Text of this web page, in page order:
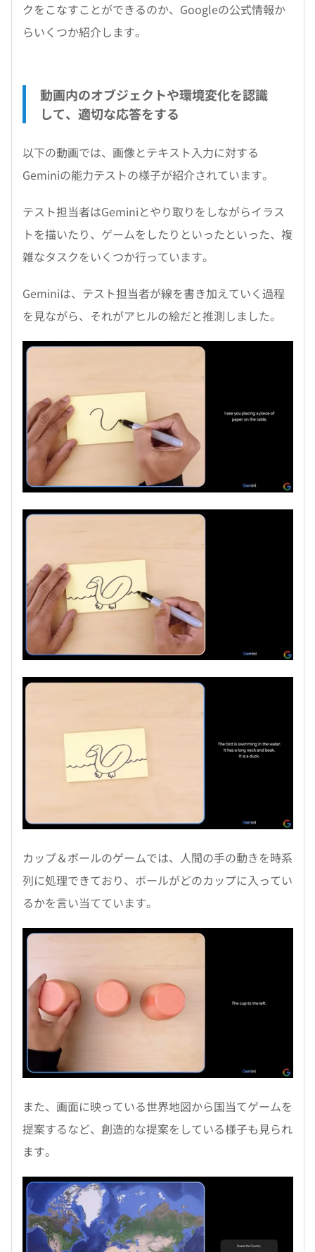
クをこなすことができるのか、Googleの公式情報か
らいくつか紹介します。
動画内のオブジェクトや環境変化を認識
して、適切な応答をする
以下の動画では、画像とテキスト入力に対する
Geminiの能力テストの様子が紹介されています。
テスト担当者はGeminiとやり取りをしながらイラス
トを描いたり、ゲームをしたりといったといった、複
雑なタスクをいくつか行っています。
Geminiは、テスト担当者が線を書き加えていく過程
を見ながら、それがアヒルの絵だと推測しました。
カップ＆ボールのゲームでは、人間の手の動きを時系
列に処理できており、ボールがどのカップに入ってい
るかを言い当てています。
また、画面に映っている世界地図から国当てゲームを
提案するなど、創造的な提案をしている様子も見られ
ます。